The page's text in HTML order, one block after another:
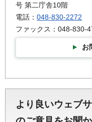
号 第二庁舎10階
電話： 048-830-2272
ファックス：048-830-
お
より良いウェブ